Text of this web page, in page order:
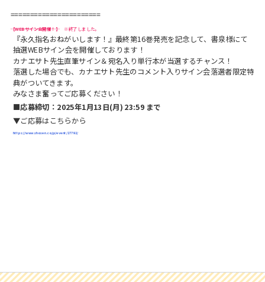
=======================
【WEBサイン会開催！】 ※終了しました。
『永久指名おねがいします！』最終第16巻発売を記念して、書泉様にて
抽選WEBサイン会を開催しております！
カナエサト先生直筆サイン＆宛名入り単行本が当選するチャンス！
落選した場合でも、カナエサト先生のコメント入りサイン会落選者限定特
典がついてきます。
みなさま奮ってご応募ください！
■応募締切：2025年1月13日(月) 23:59 まで
▼ご応募はこちらから
https://www.shosen.co.jp/event/27792/